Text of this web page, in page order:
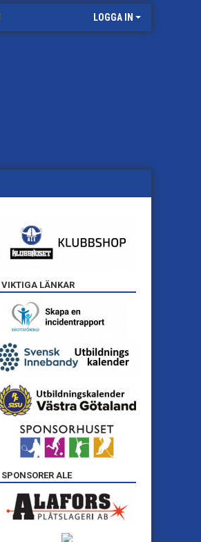
LOGGA IN
VIKTIGA LÄNKAR
SPONSORER ALE